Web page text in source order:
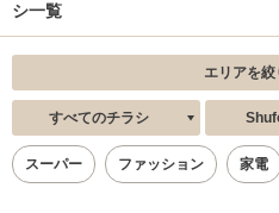
シ一覧
エリアを絞
すべてのチラシ
スーパー ファッション 家電